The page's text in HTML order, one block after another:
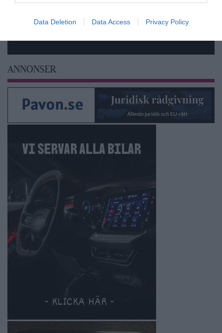
Data Deletion Data Access Privacy Policy
ANNONSER